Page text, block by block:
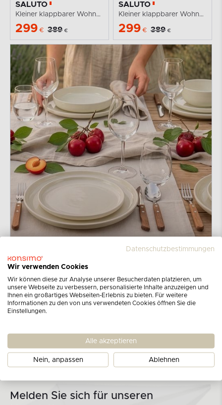
SALUTO
Kleiner klappbarer Wohnungstisch 80 cm weiß
299 € 389 €
SALUTO
Kleiner klappbarer Wohnungstisch 80 cm weiß/grau
299 € 389 €
Melden Sie sich für unseren
Datenschutzbestimmungen
Wir verwenden Cookies
Wir können diese zur Analyse unserer Besucherdaten platzieren, um
unsere Webseite zu verbessern, personalisierte Inhalte anzuzeigen und
Ihnen ein großartiges Webseiten-Erlebnis zu bieten. Für weitere
Informationen zu den von uns verwendeten Cookies öffnen Sie die
Einstellungen.
Alle akzeptieren
Nein, anpassen Ablehnen